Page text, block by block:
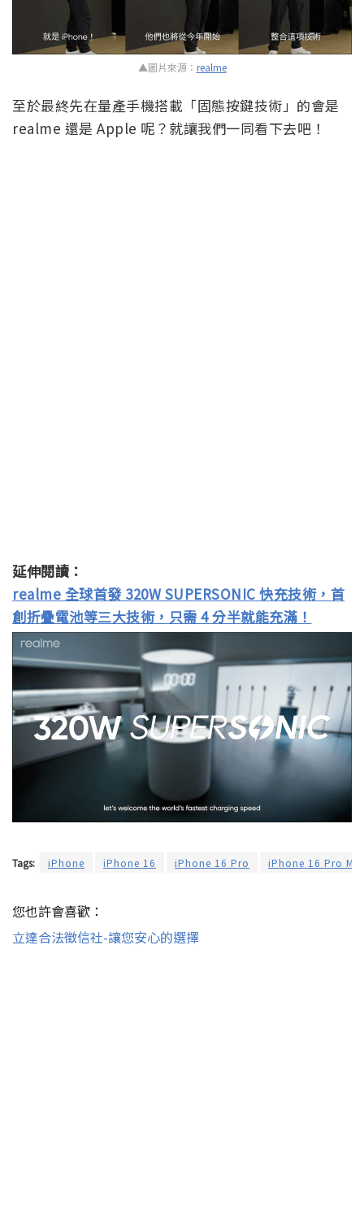
▲圖片來源： realme
至於最終先在量產手機搭載「固態按鍵技術」的會是
realme 還是 Apple 呢？就讓我們一同看下去吧！
延伸閱讀：
realme 全球首發 320W SUPERSONIC 快充技術，首
創折疊電池等三大技術，只需 4 分半就能充滿！
Tags: iPhone iPhone 16 iPhone 16 Pro iPhone 16 Pro
您也許會喜歡：
立達合法徵信社-讓您安心的選擇